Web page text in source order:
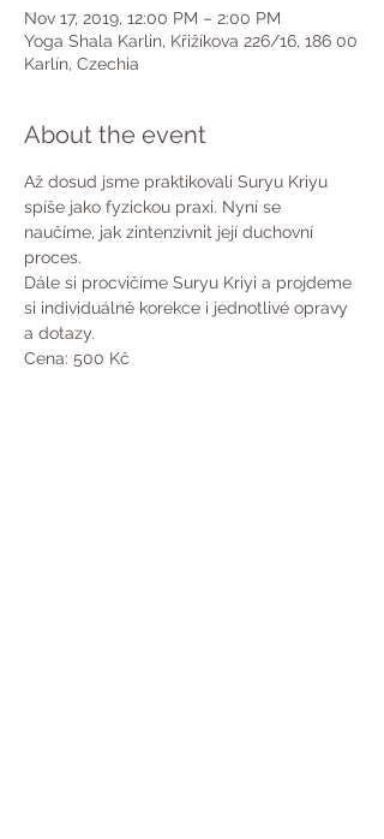
Nov 17, 2019, 12:00 PM – 2:00 PM
Yoga Shala Karlin, Křižíkova 226/16, 186 00
Karlín, Czechia
About the event
Až dosud jsme praktikovali Suryu Kriyu
spíše jako fyzickou praxi. Nyní se
naučíme, jak zintenzivnit její duchovní
proces.
Dále si procvičíme Suryu Kriyi a projdeme
si individuálně korekce i jednotlivé opravy
a dotazy.
Cena: 500 Kč